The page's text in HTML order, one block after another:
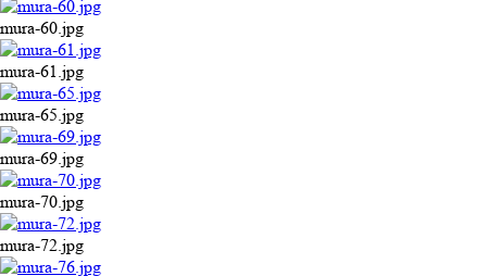
mura-60.jpg
mura-61.jpg
mura-65.jpg
mura-69.jpg
mura-70.jpg
mura-72.jpg